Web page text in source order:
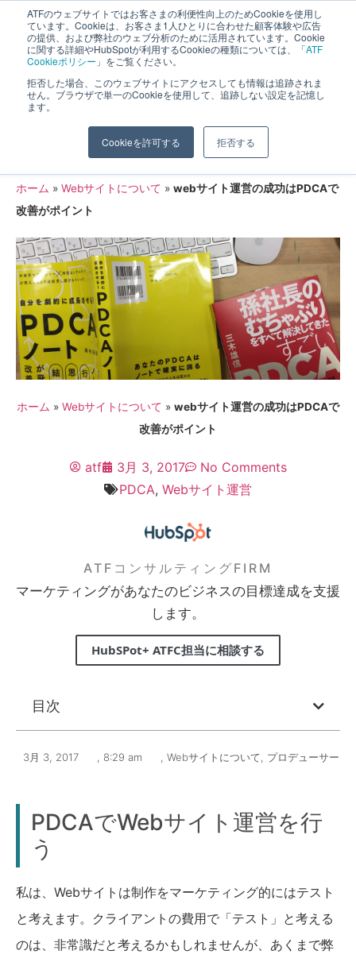
ATFのウェブサイトではお客さまの利便性向上のためCookieを使用し
ています。Cookieは、お客さま1人ひとりに合わせた顧客体験や広告
の提供、および弊社のウェブ分析のために活用されています。Cookie
に関する詳細やHubSpotが利用するCookieの種類については、「ATF
Cookieポリシー 」をご覧ください。
拒否した場合、このウェブサイトにアクセスしても情報は追跡されま
せん。ブラウザで単一のCookieを使用して、追跡しない設定を記憶し
ます。
Cookieを許可する 拒否する
長野県長野市・松本市ウェブ制作事業部 コンサルティングFIRM
webサイト運営の成功はPDCAで改善が
ホーム » Webサイトについて » webサイト運営の成功はPDCAで
改善がポイント
ホーム » Webサイトについて » webサイト運営の成功はPDCAで
改善がポイント
atf 3月 3, 2017
No Comments
PDCA, Webサイト運営
ATFコンサルティングFIRM
マーケティングがあなたのビジネスの目標達成を支援
します。
HubSPot+ ATFC担当に相談する
目次
3月 3, 2017 , 8:29 am , Webサイトについて, プロデューサー
PDCAでWebサイト運営を行
う
私は、Webサイトは制作をマーケティング的にはテスト
と考えます。クライアントの費用で「テスト」と考える
のは、非常識だと考えるかもしれませんが、あくまで弊